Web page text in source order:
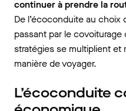
continuer à prendre la
De l’écoconduite au choix
passant par le
stratégies se multiplient
manière de voyager.
L’écoconduite